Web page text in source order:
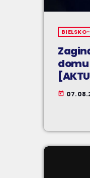
domu
today